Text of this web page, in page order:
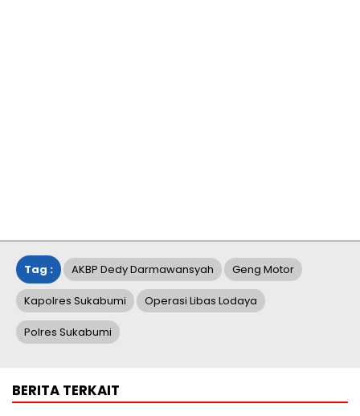
Tag : AKBP Dedy Darmawansyah Geng Motor
Kapolres Sukabumi Operasi Libas Lodaya
Polres Sukabumi
BERITA TERKAIT